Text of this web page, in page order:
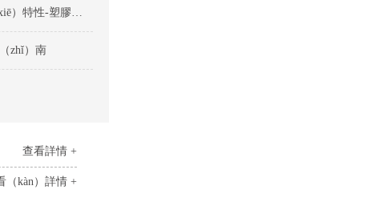
溶劑型塑膠膠水（shuǐ）是什麽膠水（shuǐ）有哪些（xiē）特性-塑膠膠水（shuǐ）
zhǐ）南
查看詳情 +
（kàn）詳情 +